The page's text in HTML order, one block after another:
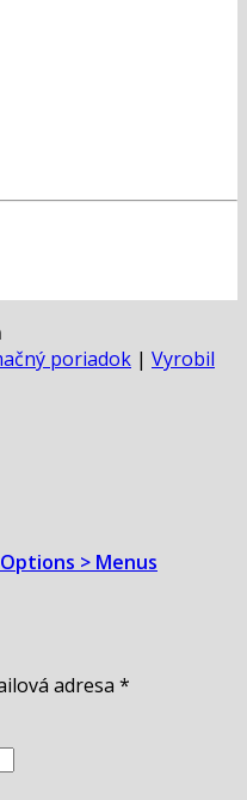
poriadok | Vyrobil
> Menus
adresa *